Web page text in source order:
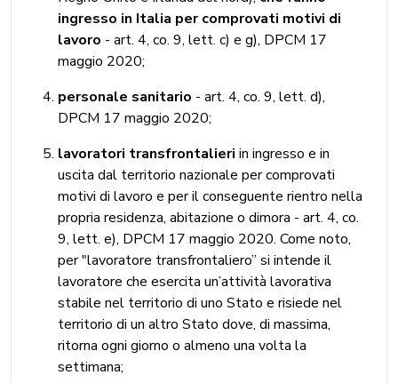
ingresso in Italia per comprovati motivi di
lavoro - art. 4, co. 9, lett. c) e g), DPCM 17
maggio 2020;
personale sanitario - art. 4, co. 9, lett. d),
DPCM 17 maggio 2020;
lavoratori transfrontalieri in ingresso e in
uscita dal territorio nazionale per comprovati
motivi di lavoro e per il conseguente rientro nella
propria residenza, abitazione o dimora - art. 4, co.
9, lett. e), DPCM 17 maggio 2020. Come noto,
per "lavoratore transfrontaliero” si intende il
lavoratore che esercita un’attività lavorativa
stabile nel territorio di uno Stato e risiede nel
territorio di un altro Stato dove, di massima,
ritorna ogni giorno o almeno una volta la
settimana;